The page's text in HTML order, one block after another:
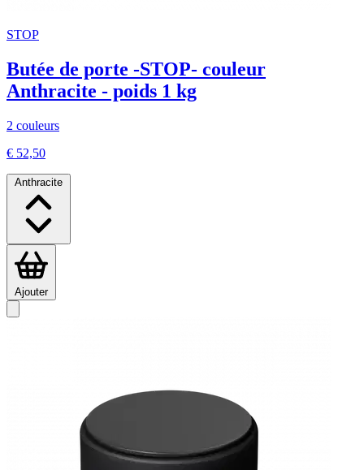
STOP
Butée de porte -STOP- couleur
Anthracite - poids 1 kg
2 couleurs
€ 52,50
Anthracite
Ajouter